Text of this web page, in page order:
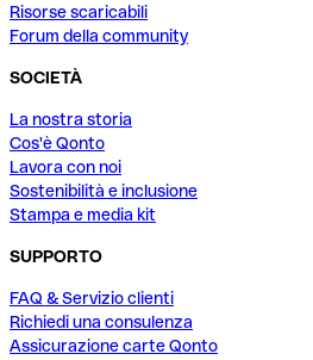
Risorse scaricabili
Forum della community
SOCIETÀ
La nostra storia
Cos'è Qonto
Lavora con noi
Sostenibilità e inclusione
Stampa e media kit
SUPPORTO
FAQ & Servizio clienti
Richiedi una consulenza
Assicurazione carte Qonto